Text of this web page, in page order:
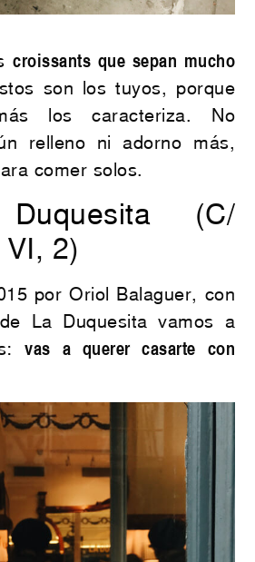
croissants que sepan mucho
son los tuyos, porque
los caracteriza. No
relleno ni adorno más,
comer solos.
(C/
2)
por Oriol Balaguer, con
La Duquesita vamos a
vas a querer casarte con